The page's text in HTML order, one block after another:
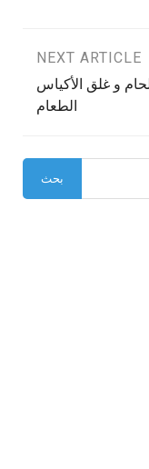
NEXT ARTICLE
و غلق الأكياس
الطعام